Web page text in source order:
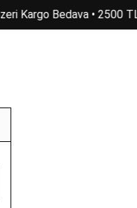
Bedava •